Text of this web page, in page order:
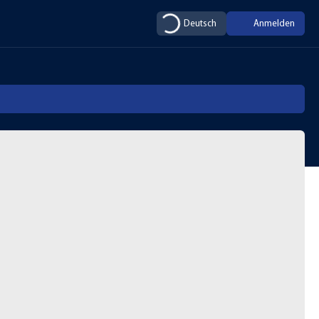
Deutsch Anmelden